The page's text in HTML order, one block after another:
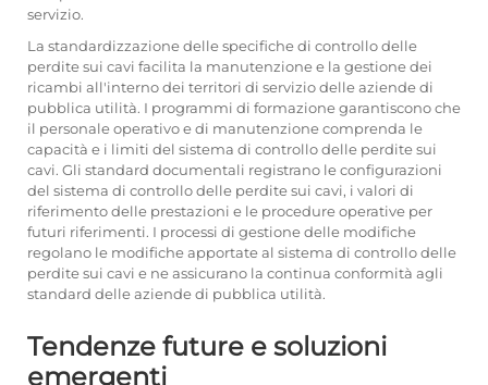
servizio.
La standardizzazione delle specifiche di controllo delle
perdite sui cavi facilita la manutenzione e la gestione dei
ricambi all'interno dei territori di servizio delle aziende di
pubblica utilità. I programmi di formazione garantiscono che
il personale operativo e di manutenzione comprenda le
capacità e i limiti del sistema di controllo delle perdite sui
cavi. Gli standard documentali registrano le configurazioni
del sistema di controllo delle perdite sui cavi, i valori di
riferimento delle prestazioni e le procedure operative per
futuri riferimenti. I processi di gestione delle modifiche
regolano le modifiche apportate al sistema di controllo delle
perdite sui cavi e ne assicurano la continua conformità agli
standard delle aziende di pubblica utilità.
Tendenze future e soluzioni
emergenti